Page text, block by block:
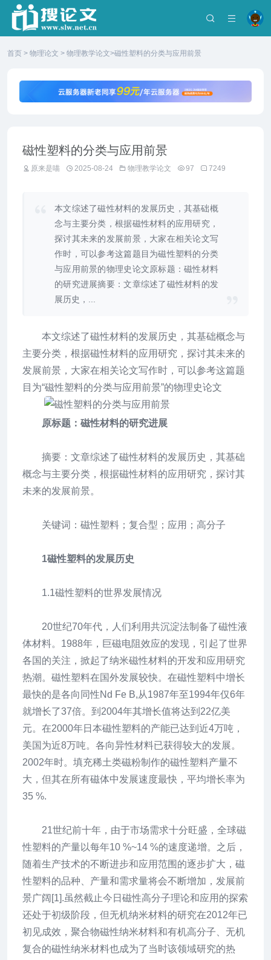
首页 > 物理论文 > 物理教学论文>磁性塑料的分类与应用前景
磁性塑料的分类与应用前景
原来是喵 2025-08-24 物理教学论文 97 7249
本文综述了磁性材料的发展历史，其基础概
念与主要分类，根据磁性材料的应用研究，
探讨其未来的发展前景，大家在相关论文写
作时，可以参考这篇题目为磁性塑料的分类
与应用前景的物理史论文原标题：磁性材料
的研究进展摘要：文章综述了磁性材料的发
展历史，...
本文综述了磁性材料的发展历史，其基础概念与
主要分类，根据磁性材料的应用研究，探讨其未来的
发展前景，大家在相关论文写作时，可以参考这篇题
目为“磁性塑料的分类与应用前景”的物理史论文
原标题：磁性材料的研究进展
摘要：文章综述了磁性材料的发展历史，其基础
概念与主要分类，根据磁性材料的应用研究，探讨其
未来的发展前景。
关键词：磁性塑料；复合型；应用；高分子
1磁性塑料的发展历史
1.1磁性塑料的世界发展情况
20世纪70年代，人们利用共沉淀法制备了磁性液
体材料。1988年，巨磁电阻效应的发现，引起了世界
各国的关注，掀起了纳米磁性材料的开发和应用研究
热潮。磁性塑料在国外发展较快。在磁性塑料中增长
最快的是各向同性Nd Fe B,从1987年至1994年仅6年
就增长了37倍。到2004年其增长值将达到22亿美
元。在2000年日本磁性塑料的产能已达到近4万吨，
美国为近8万吨。各向异性材料已获得较大的发展。
2002年时。填充稀土类磁粉制作的磁性塑料产量不
大，但其在所有磁体中发展速度最快，平均增长率为
35 %.
21世纪前十年，由于市场需求十分旺盛，全球磁
性塑料的产量以每年10 %~14 %的速度递增。之后，
随着生产技术的不断进步和应用范围的逐步扩大，磁
性塑料的品种、产量和需求量将会不断增加，发展前
景广阔[1].虽然截止今日磁性高分子理论和应用的探索
还处于初级阶段，但无机纳米材料的研究在2012年已
初见成效，聚合物磁性纳米材料和有机高分子、无机
复合的磁性纳米材料也成为了当时该领域研究的热